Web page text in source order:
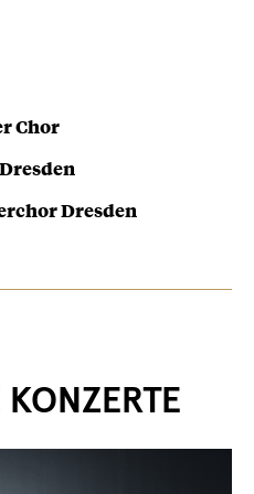
Chor
Dresden